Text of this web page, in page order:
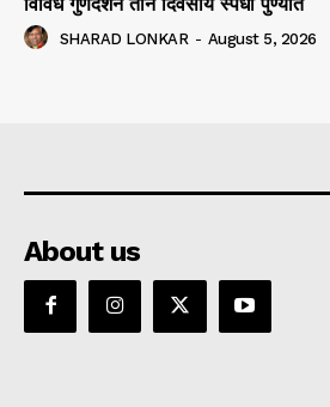
SHARAD LONKAR - August 5, 2026
About us